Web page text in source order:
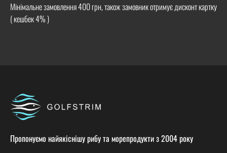
Мінімальне замовлення 400 грн, також замовник отримує дисконт картку
( кешбек 4% )
Пропонуємо найякіснішу рибу та морепродукти з 2004 року